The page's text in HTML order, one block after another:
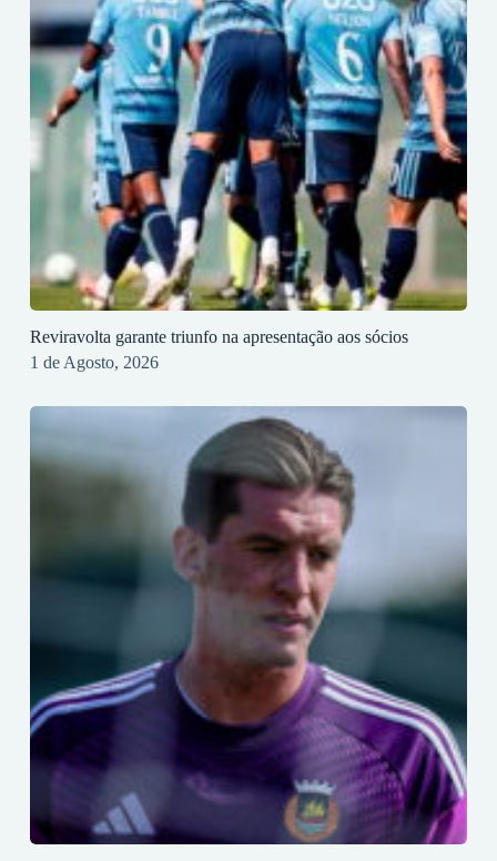
Reviravolta garante triunfo na apresentação aos sócios
1 de Agosto, 2026